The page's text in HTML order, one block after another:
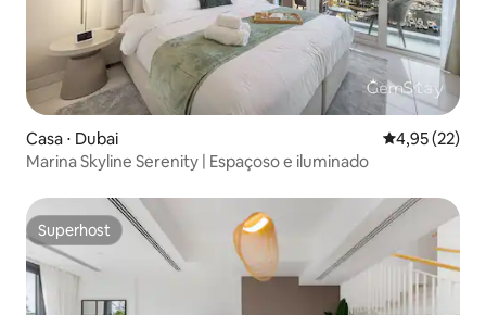
Casa ⋅ Dubai 4,95 de uma
4,95 (22)
Marina Skyline Serenity | Espaçoso e iluminado
Superhost
Superhost